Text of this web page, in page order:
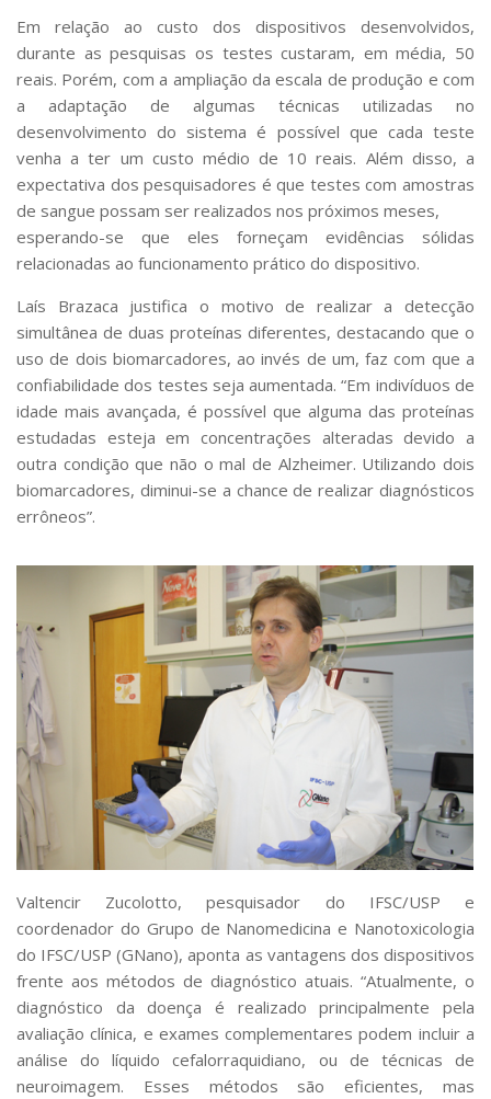
Em relação ao custo dos dispositivos desenvolvidos,
durante as pesquisas os testes custaram, em média, 50
reais. Porém, com a ampliação da escala de produção e com
a adaptação de algumas técnicas utilizadas no
desenvolvimento do sistema é possível que cada teste
venha a ter um custo médio de 10 reais. Além disso, a
expectativa dos pesquisadores é que testes com amostras
de sangue possam ser realizados nos próximos meses,
esperando-se que eles forneçam evidências sólidas
relacionadas ao funcionamento prático do dispositivo.
Laís Brazaca justifica o motivo de realizar a detecção
simultânea de duas proteínas diferentes, destacando que o
uso de dois biomarcadores, ao invés de um, faz com que a
confiabilidade dos testes seja aumentada. “Em indivíduos de
idade mais avançada, é possível que alguma das proteínas
estudadas esteja em concentrações alteradas devido a
outra condição que não o mal de Alzheimer. Utilizando dois
biomarcadores, diminui-se a chance de realizar diagnósticos
errôneos”.
Valtencir Zucolotto, pesquisador do IFSC/USP e
coordenador do Grupo de Nanomedicina e Nanotoxicologia
do IFSC/USP (GNano), aponta as vantagens dos dispositivos
frente aos métodos de diagnóstico atuais. “Atualmente, o
diagnóstico da doença é realizado principalmente pela
avaliação clínica, e exames complementares podem incluir a
análise do líquido cefalorraquidiano, ou de técnicas de
neuroimagem. Esses métodos são eficientes, mas